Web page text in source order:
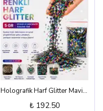
Holografik Harf Glitter Mavi - Yeşil – 5 gr
₺ 192.50